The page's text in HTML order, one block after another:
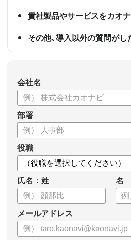
貴社製品やサービスをカオ
その他、導入以外の質問がし
会社名
部署
役職
氏名：姓 名
メールアドレス